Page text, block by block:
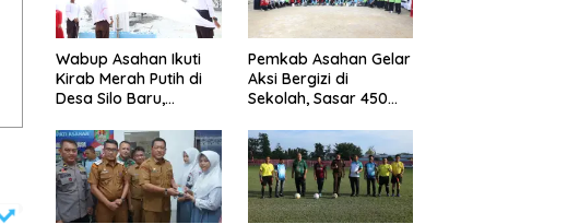
Wabup Asahan Ikuti
Kirab Merah Putih di
Desa Silo Baru,
Menggema
Pemkab Asahan Gelar
Aksi Bergizi di
Sekolah, Sasar 450
Stunting